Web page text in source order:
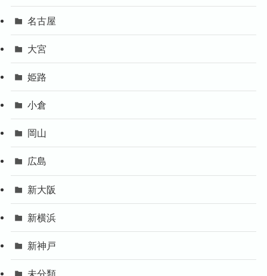
名古屋
大宮
姫路
小倉
岡山
広島
新大阪
新横浜
新神戸
未分類